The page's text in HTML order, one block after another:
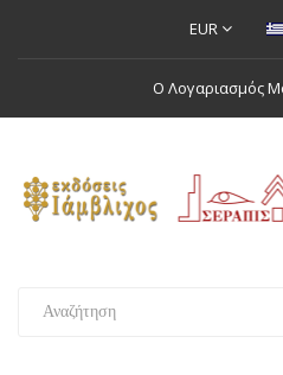
EUR
Ο Λογαριασμός